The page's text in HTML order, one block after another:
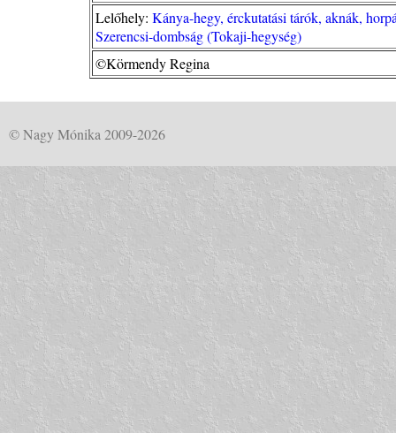
Lelőhely: Kánya-hegy, érckutatási tárók, aknák,
Szerencsi-dombság (Tokaji-hegység)
©Körmendy Regina
© Nagy Mónika 2009-2026